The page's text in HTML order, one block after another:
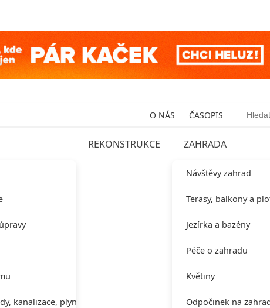
O NÁS ČASOPIS
kanalizace, plynu,
REKONSTRUKCE ZAHRADA
Návštěvy zahrad
Terasy, balkony a
Jezírka a bazény
Péče o zahradu
Květiny
Odpočinek na